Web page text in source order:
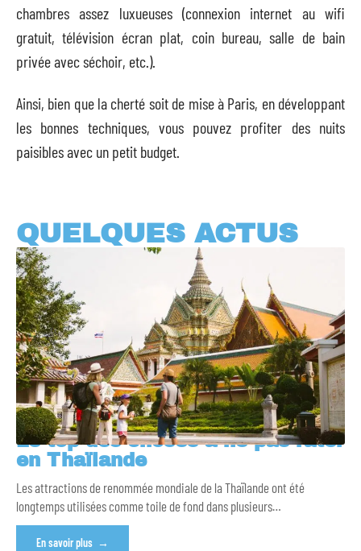
chambres assez luxueuses (connexion internet au wifi
gratuit, télévision écran plat, coin bureau, salle de bain
privée avec séchoir, etc.).
Ainsi, bien que la cherté soit de mise à Paris, en développant
les bonnes techniques, vous pouvez profiter des nuits
paisibles avec un petit budget.
QUELQUES ACTUS
Le top des choses à ne pas rater
en Thaïlande
Les attractions de renommée mondiale de la Thaïlande ont été
longtemps utilisées comme toile de fond dans plusieurs…
En savoir plus